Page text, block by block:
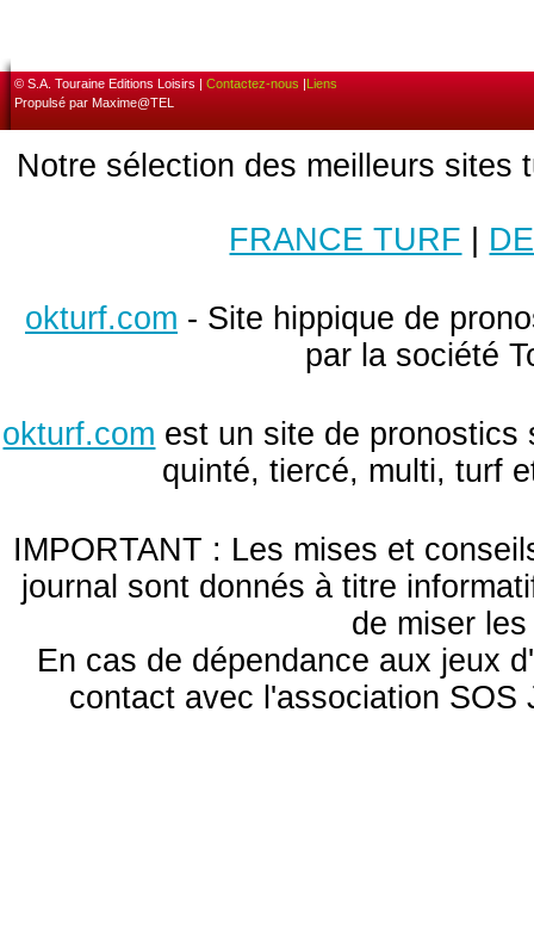
© S.A. Touraine Editions Loisirs | Contactez-nous |Liens
Propulsé par Maxime@TEL
Notre sélection des meilleurs sites
FRANCE TURF
okturf.com - Site hippique de
par la société
okturf.com est un site de pronostics
quinté, tiercé, multi, turf
IMPORTANT : Les mises et
journal sont donnés à titre
de miser
En cas de dépendance aux jeux
contact avec l'association